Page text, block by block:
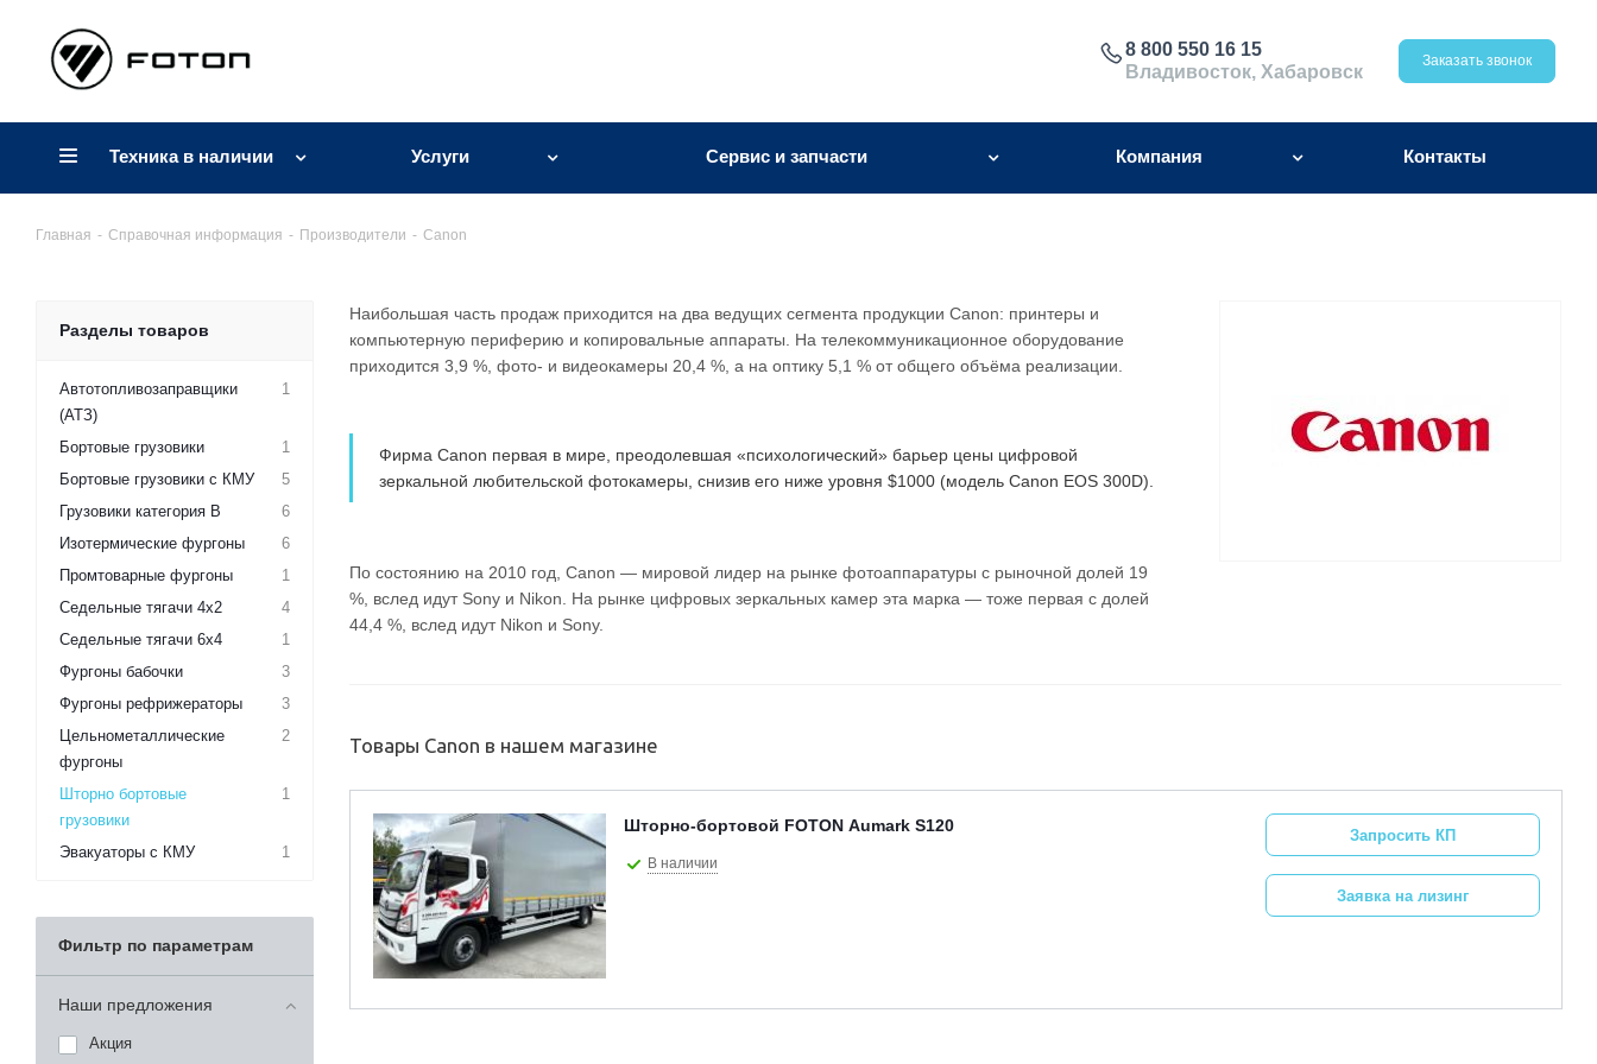
8 800 550 16 15
Владивосток, Хабаровск
Заказать звонок
Техника в наличии Услуги Сервис и запчасти Компания Контакты
Главная - Справочная информация - Производители - Canon
Наибольшая часть продаж приходится на два ведущих сегмента продукции Canon: принтеры и
компьютерную периферию и копировальные аппараты. На телекоммуникационное оборудование
приходится 3,9 %, фото- и видеокамеры 20,4 %, а на оптику 5,1 % от общего объёма реализации.
Фирма Canon первая в мире, преодолевшая «психологический» барьер цены цифровой
зеркальной любительской фотокамеры, снизив его ниже уровня $1000 (модель Canon EOS 300D).
По состоянию на 2010 год, Canon — мировой лидер на рынке фотоаппаратуры c рыночной долей 19
%, вслед идут Sony и Nikon. На рынке цифровых зеркальных камер эта марка — тоже первая с долей
44,4 %, вслед идут Nikon и Sony.
Товары Canon в нашем магазине
Шторно-бортовой FOTON Aumark S120
В наличии
Запросить КП
Заявка на лизинг
Разделы товаров
Автотопливозаправщики
(АТЗ)
1
Бортовые грузовики
1
Бортовые грузовики с КМУ
5
Грузовики категория B
6
Изотермические фургоны
6
Промтоварные фургоны
1
Седельные тягачи 4х2
4
Седельные тягачи 6х4
1
Фургоны бабочки
3
Фургоны рефрижераторы
3
Цельнометаллические
фургоны
2
Шторно бортовые
грузовики
1
Эвакуаторы с КМУ 1
Фильтр по параметрам
Наши предложения
Акция